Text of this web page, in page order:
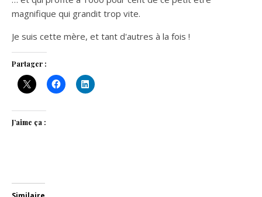
magnifique qui grandit trop vite.
Je suis cette mère, et tant d'autres à la fois !
Partager :
J’aime ça :